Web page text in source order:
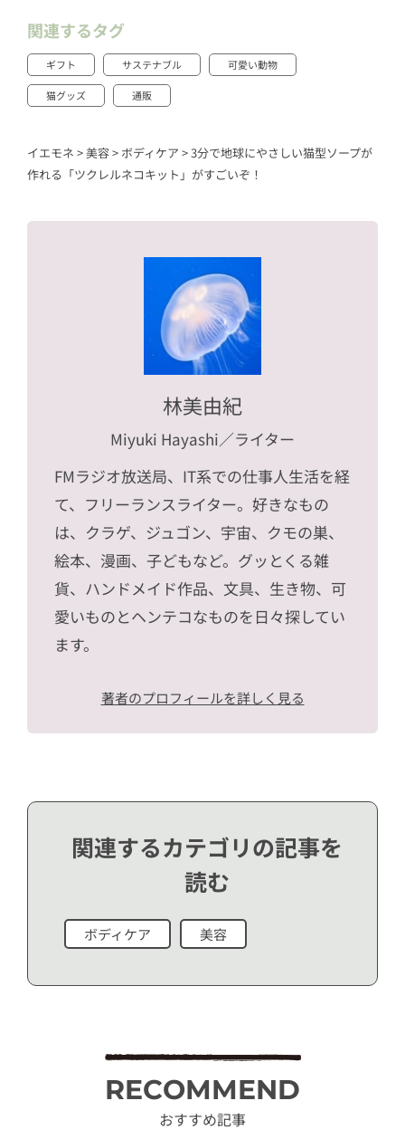
関連するタグ
ギフト サステナブル 可愛い動物
猫グッズ 通販
イエモネ >美容> ボディケア >3分で地球にやさしい猫型ソープが
作れる「ツクレルネコキット」がすごいぞ！
林美由紀
Miyuki Hayashi／ライター
FMラジオ放送局、IT系での仕事人生活を経
て、フリーランスライター。好きなもの
は、クラゲ、ジュゴン、宇宙、クモの巣、
絵本、漫画、子どもなど。グッとくる雑
貨、ハンドメイド作品、文具、生き物、可
愛いものとヘンテコなものを日々探してい
ます。
著者のプロフィールを詳しく見る
関連するカテゴリの記事を
読む
ボディケア 美容
RECOMMEND
おすすめ記事